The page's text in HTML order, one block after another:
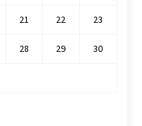
21 22 23
28 29 30